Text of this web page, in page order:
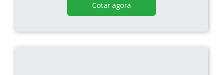
Cotar agora